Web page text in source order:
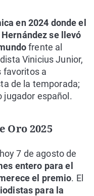
en 2024 donde el
se llevó
frente al
Vinicius Junior,
favoritos a
de la temporada;
jugador español.
Oro 2025
7 de agosto de
entero para el
el premio. El
para la